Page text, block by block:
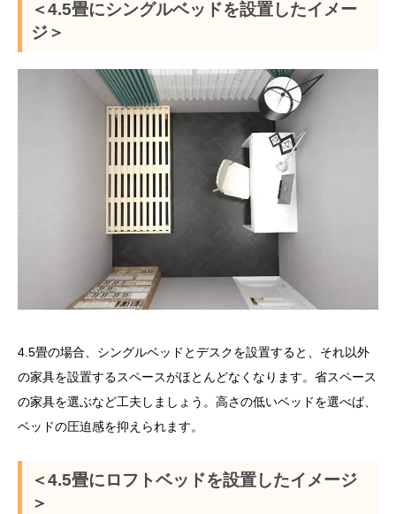
＜4.5畳にシングルベッドを設置したイメー
ジ＞
4.5畳の場合、シングルベッドとデスクを設置すると、それ以外
の家具を設置するスペースがほとんどなくなります。省スペース
の家具を選ぶなど工夫しましょう。高さの低いベッドを選べば、
ベッドの圧迫感を抑えられます。
＜4.5畳にロフトベッドを設置したイメージ
＞